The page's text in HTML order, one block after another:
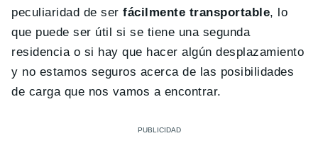
peculiaridad de serfácilmente transportable, lo
que puede ser útil si se tiene una segunda
residencia o si hay que hacer algún desplazamiento
y no estamos seguros acerca de las posibilidades
de carga que nos vamos a encontrar.